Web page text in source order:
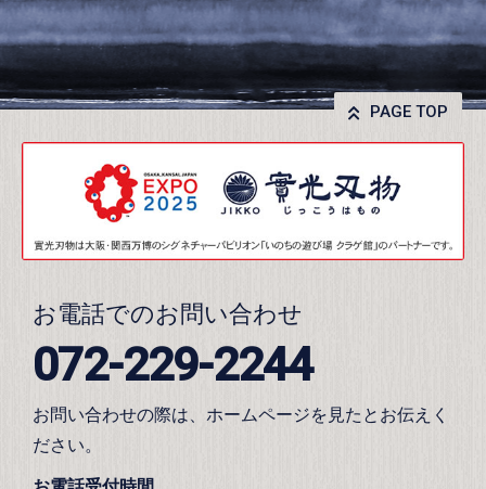
PAGE TOP
お電話でのお問い合わせ
072-229-2244
お問い合わせの際は、ホームページを見たとお伝えく
ださい。